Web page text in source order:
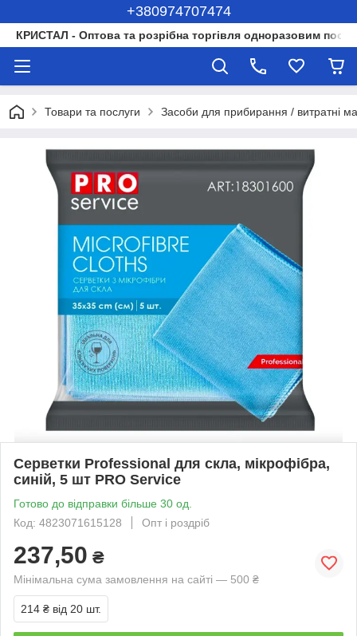
+380974707474
КРИСТАЛ - Оптова та розрібна торгівля одноразовим
Товари та послуги Засоби для прибирання / витратні
Серветки Professional для скла, мікрофібра,
синій, 5 шт PRO Service
Готово до відправки більше 30 од.
Код: 4823071615128
Опт і роздріб
237,50 ₴
Мінімальна сума замовлення на сайті — 500 ₴
214 ₴ від 20 шт.